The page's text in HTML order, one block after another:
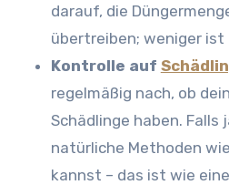
darauf, die
übertreiben; weniger ist
Kontrolle auf
regelmäßig nach, ob
Schädlinge haben. Falls
natürliche Methoden
kannst – das ist wie